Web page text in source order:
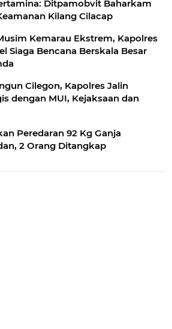
Ditpamobvit Baharkam
Kilang Cilacap
Kemarau Ekstrem, Kapolres
Siaga Bencana Berskala Besar
Cilegon, Kapolres Jalin
dengan MUI, Kejaksaan dan
Peredaran 92 Kg Ganja
2 Orang Ditangkap